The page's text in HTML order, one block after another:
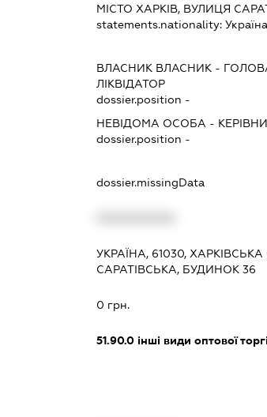
МІСТО ХАРКІВ, ВУЛИЦЯ
statements.nationality:Україна
ВЛАСНИК ВЛАСНИК -
ЛІКВІДАТОР
dossier.position -
НЕВІДОМА ОСОБА -
dossier.position -
dossier.missingData
УКРАЇНА, 61030,
САРАТІВСЬКА, БУДИНОК 36
0 грн.
51.90.0 інші види оптової